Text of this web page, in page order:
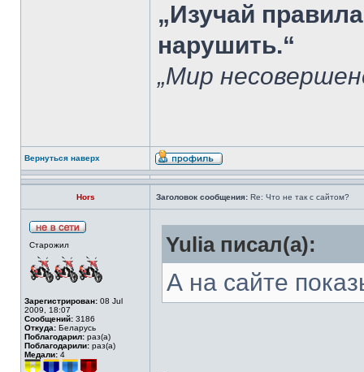
„Изучай
нарушить.“
„Мир
Вернуться наверх
Hors Заголовок сообщения: Re: Что не так с сайтом?
Старожил
Зарегистрирован: 08 Jul
2009, 18:07
Сообщений: 3186
Откуда: Беларусь
Поблагодарил: раз(а)
Поблагодарили: раз(а)
Медали: 4
Yulia писал(а):
А на сайте